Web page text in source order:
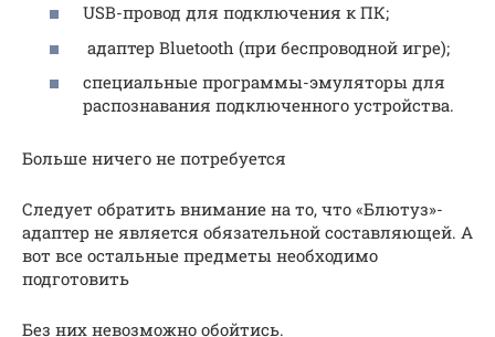
USB-провод для подключения к ПК;
адаптер Bluetooth (при беспроводной игре);
специальные программы-эмуляторы для
распознавания подключенного устройства.
Больше ничего не потребуется
Следует обратить внимание на то, что «Блютуз»-
адаптер не является обязательной составляющей. А
вот все остальные предметы необходимо
подготовить
Без них невозможно обойтись.